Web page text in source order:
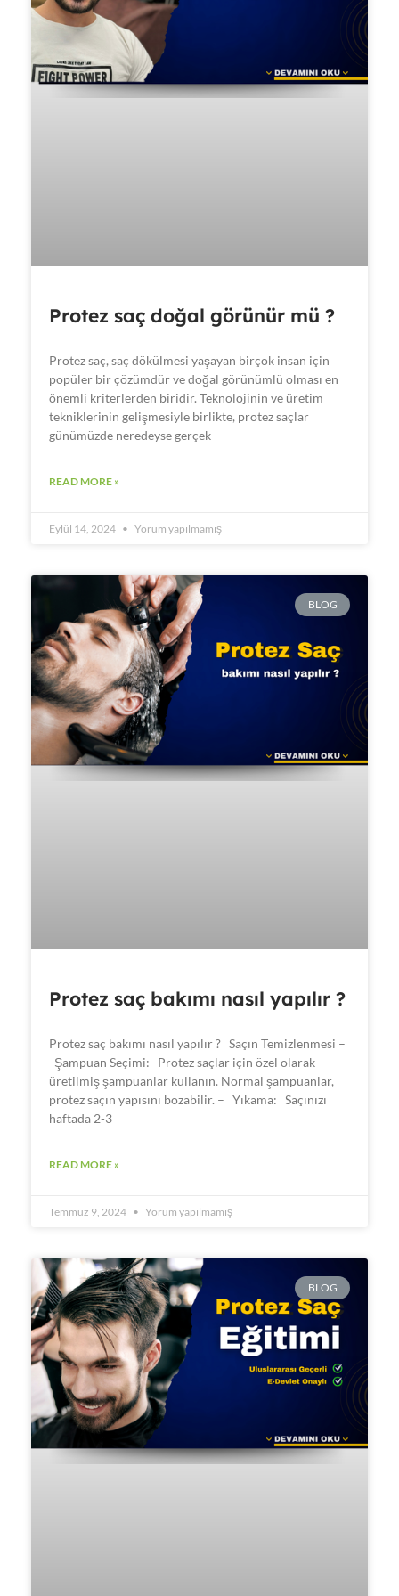
Protez saç doğal görünür mü ?
Protez saç, saç dökülmesi yaşayan birçok insan için
popüler bir çözümdür ve doğal görünümlü olması en
önemli kriterlerden biridir. Teknolojinin ve üretim
tekniklerinin gelişmesiyle birlikte, protez saçlar
günümüzde neredeyse gerçek
READ MORE »
Eylül 14, 2024 Yorum yapılmamış
BLOG
Protez saç bakımı nasıl yapılır ?
Protez saç bakımı nasıl yapılır ? Saçın Temizlenmesi –
Şampuan Seçimi: Protez saçlar için özel olarak
üretilmiş şampuanlar kullanın. Normal şampuanlar,
protez saçın yapısını bozabilir. – Yıkama: Saçınızı
haftada 2-3
READ MORE »
Temmuz 9, 2024 Yorum yapılmamış
BLOG